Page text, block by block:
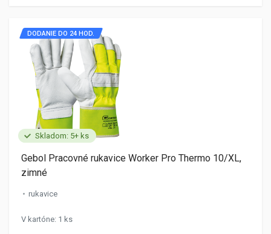
Skladom: 5+ ks
DODANIE DO 24 HOD.
Gebol Pracovné rukavice Worker Pro Thermo 10/XL,
zimné
rukavice
V kartóne: 1 ks